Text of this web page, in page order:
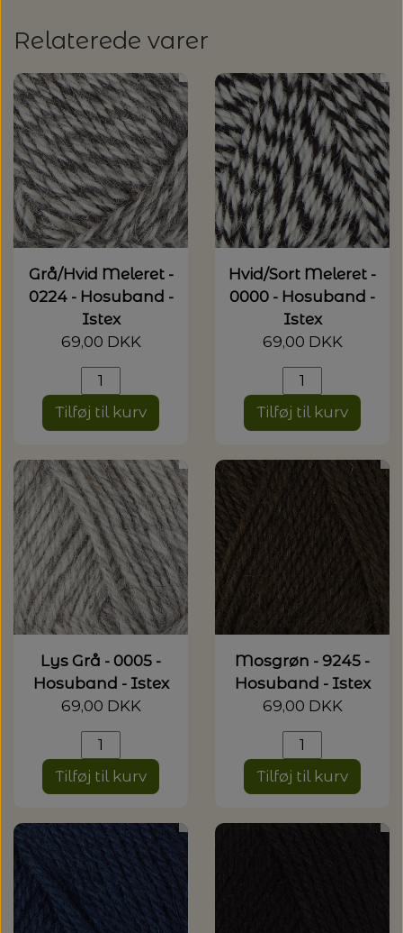
Relaterede varer
Grå/Hvid Meleret -
0224 - Hosuband -
Istex
69,00 DKK
Tilføj til kurv
Hvid/Sort Meleret -
0000 - Hosuband -
Istex
69,00 DKK
Tilføj til kurv
Lys Grå - 0005 -
Hosuband - Istex
69,00 DKK
Tilføj til kurv
Mosgrøn - 9245 -
Hosuband - Istex
69,00 DKK
Tilføj til kurv